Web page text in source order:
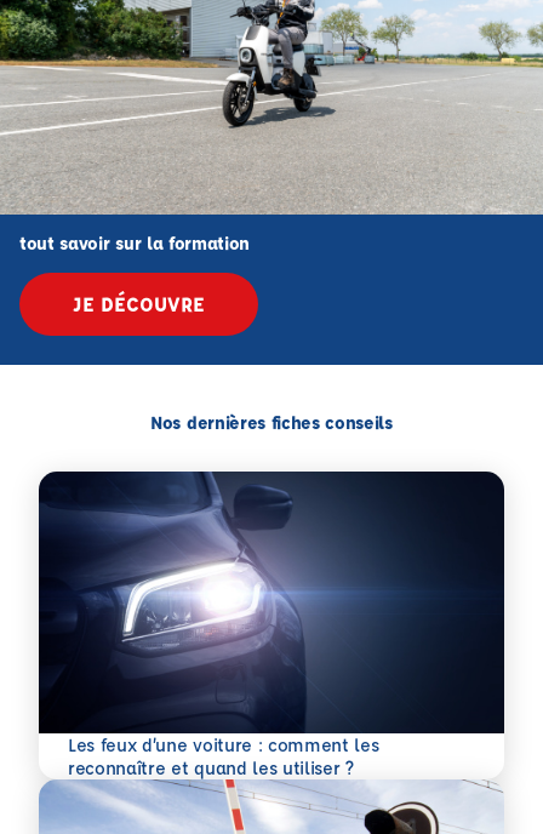
tout savoir sur la formation
JE DÉCOUVRE
Nos dernières fiches conseils
Les feux d’une voiture : comment les
reconnaître et quand les utiliser ?
En savoir plus